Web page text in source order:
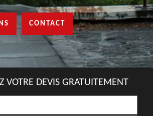
CONTACT
VOTRE DEVIS GRATUITEMENT